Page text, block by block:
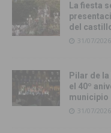
La fiesta
del
31/07/2026
Pilar de
el 40º
municipio
31/07/2026